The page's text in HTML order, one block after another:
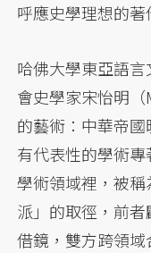
呼應史學理想的著
哈佛大學東亞語
會史學家宋怡明
的藝術：中華帝
有代表性的學術
學術領域裡，被
派」的取徑，前
借鏡，雙方跨領